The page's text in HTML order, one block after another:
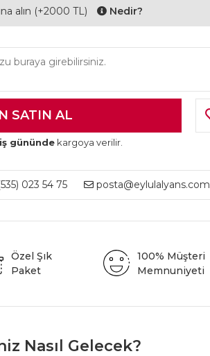
alın (+2000 TL) Nedir?
gününde kargoya verilir.
023 54 75 posta@eylulalyans.com
Özel Şık
Paket
100% Müşteri
Memnuniyeti
Nasıl Gelecek?